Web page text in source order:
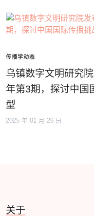
传播学动态
乌镇数字文明研究
年第3期，探讨中国
型
2025 年 01 月 26 日
关于